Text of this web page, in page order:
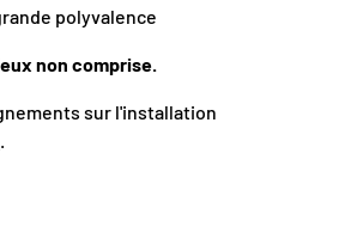
polyvalence
non comprise.
sur l'installation